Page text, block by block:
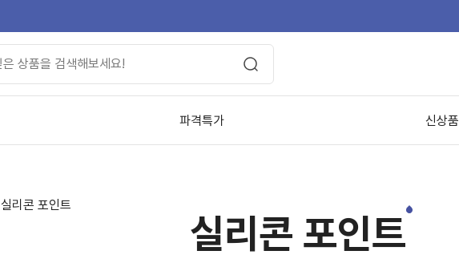
파격특가 신상품
실리콘 포인트
실리콘 포인트